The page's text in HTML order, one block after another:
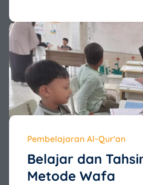
Pembelajaran Al-Qur'an
Belajar dan
Metode Wafa